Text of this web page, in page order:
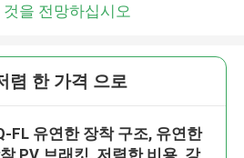
것을 전망하십시오
렴 한 가격 으로
FL 유연한 장착 구조, 유연한